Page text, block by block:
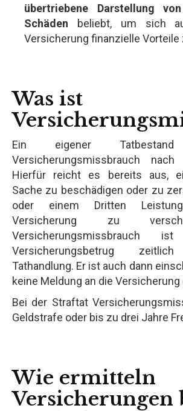
übertriebene Darstellung
Schäden beliebt, um sich
Versicherung finanzielle
Was ist
Ein eigener
Versicherungsmissbrauch
Hierfür reicht es bereits aus,
Sache zu beschädigen oder zu
oder einem Dritten
Versicherung zu
Versicherungsmissbrauch
Versicherungsbetrug
Tathandlung. Er ist auch dann
keine Meldung an die
Bei der Straftat
Geldstrafe oder bis zu drei Jahre
Wie ermitteln
Versicherungen